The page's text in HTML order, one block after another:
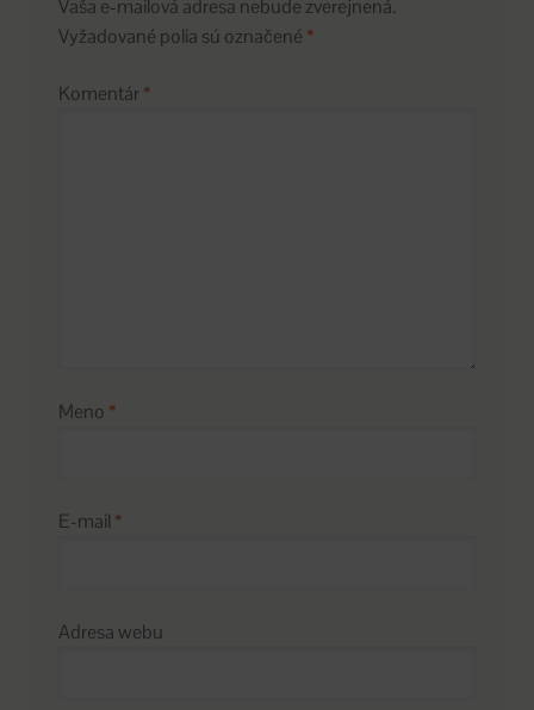
Vaša e-mailová adresa nebude zverejnená.
Vyžadované polia sú označené *
Komentár*
Meno *
E-mail *
Adresa webu